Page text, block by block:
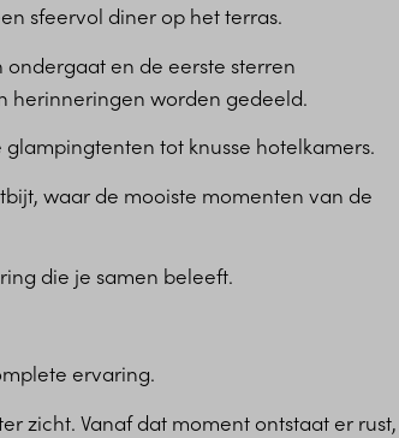
sfeervol diner op het terras.
en de eerste sterren
herinneringen worden gedeeld.
tot knusse hotelkamers.
waar de mooiste momenten van de
die je samen beleeft.
ervaring.
zicht. Vanaf dat moment ontstaat er rust,